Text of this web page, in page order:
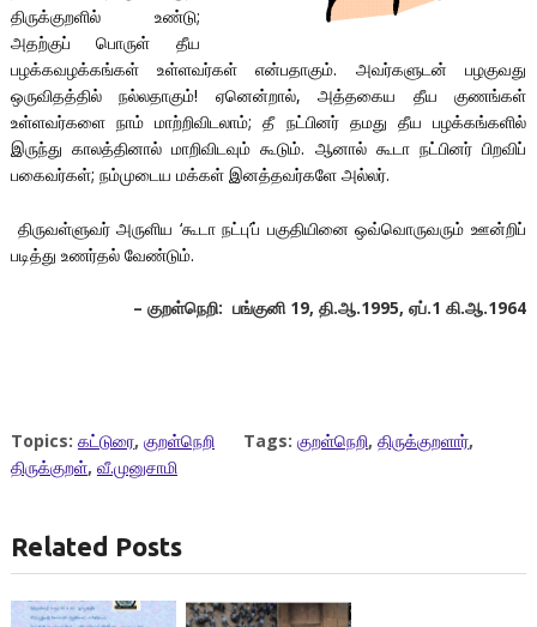
திருக்குறளில் உண்டு;
அதற்குப் பொருள் தீய
பழக்கவழக்கங்கள் உள்ளவர்கள் என்பதாகும். அவர்களுடன் பழகுவது
ஒருவிதத்தில் நல்லதாகும்! ஏனென்றால், அத்தகைய தீய குணங்கள்
உள்ளவர்களை நாம் மாற்றிவிடலாம்; தீ நட்பினர் தமது தீய பழக்கங்களில்
இருந்து காலத்தினால் மாறிவிடவும் கூடும். ஆனால் கூடா நட்பினர் பிறவிப்
பகைவர்கள்; நம்முடைய மக்கள் இனத்தவர்களே அல்லர்.
திருவள்ளுவர் அருளிய ‘கூடா நட்பு’ப் பகுதியினை ஒவ்வொருவரும் ஊன்றிப்
படித்து உணர்தல் வேண்டும்.
– குறள்நெறி: பங்குனி 19, தி.ஆ.1995, ஏப்.1 கி.ஆ.1964
Topics: கட்டுரை, குறள்நெறி Tags: குறள்நெறி, திருக்குறளார்,
திருக்குறள், வீ.முனுசாமி
Related Posts